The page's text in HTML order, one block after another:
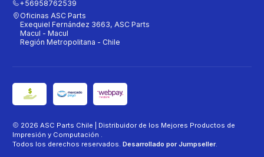
+56958762539
Oficinas ASC Parts
Exequiel Fernández 3663, ASC Parts
Macul - Macul
Región Metropolitana - Chile
2026 ASC Parts Chile | Distribuidor de los Mejores Productos de
Impresión y Computación .
Todos los derechos reservados. Desarrollado por Jumpseller.